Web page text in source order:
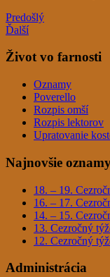
Predošlý
Ďalší
Život vo farnosti
Oznamy
Poverello
Rozpis omší
Rozpis lektorov
Upratovanie
Najnovšie
18. – 19.
16. – 17.
14. – 15.
13. Cezročný
12. Cezročný
Administrácia